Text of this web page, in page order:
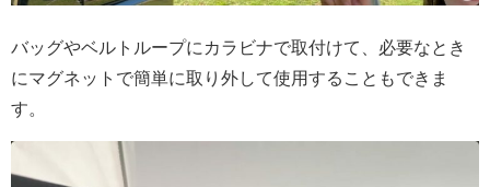
バッグやベルトループにカラビナで取付けて、必要なとき
にマグネットで簡単に取り外して使用することもできま
す。